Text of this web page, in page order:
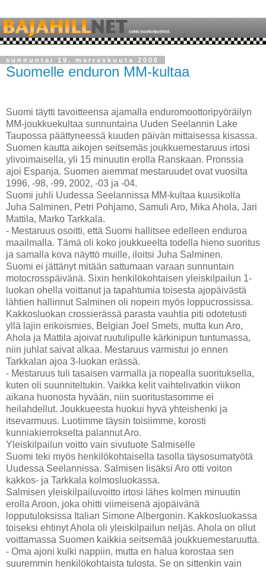
sunnuntai 19. marraskuuta 2006
Suomelle enduron MM-kultaa
Suomi täytti tavoitteensa ajamalla enduromoottoripyöräilyn
MM-joukkuekultaa sunnuntaina Uuden Seelannin Lake
Taupossa päättyneessä kuuden päivän mittaisessa kisassa.
Suomen kautta aikojen seitsemäs joukkuemestaruus irtosi
ylivoimaisella, yli 15 minuutin erolla Ranskaan. Pronssia
ajoi Espanja. Suomen aiemmat mestaruudet ovat vuosilta
1996, -98, -99, 2002, -03 ja -04.
Suomi juhli Uudessa Seelannissa MM-kultaa kuusikolla
Juha Salminen, Petri Pohjamo, Samuli Aro, Mika Ahola, Jari
Mattila, Marko Tarkkala.
- Mestaruus osoitti, että Suomi hallitsee edelleen enduroa
maailmalla. Tämä oli koko joukkueelta todella hieno suoritus
ja samalla kova näyttö muille, iloitsi Juha Salminen.
Suomi ei jättänyt mitään sattumaan varaan sunnuntain
motocrosspäivänä. Sixin henkilökohtaisen yleiskilpailun 1-
luokan ohella voittanut ja tapahtumia toisesta ajopäivästä
lähtien hallinnut Salminen oli nopein myös loppucrossissa.
Kakkosluokan crossierässä parasta vauhtia piti odotetusti
yllä lajin erikoismies, Belgian Joel Smets, mutta kun Aro,
Ahola ja Mattila ajoivat ruutulipulle kärkinipun tuntumassa,
niin juhlat saivat alkaa. Mestaruus varmistui jo ennen
Tarkkalan ajoa 3-luokan erässä.
- Mestaruus tuli tasaisen varmalla ja nopealla suorituksella,
kuten oli suunniteltukin. Vaikka kelit vaihtelivatkin viikon
aikana huonosta hyvään, niin suoritustasomme ei
heilahdellut. Joukkueesta huokui hyvä yhteishenki ja
itsevarmuus. Luotimme täysin toisiimme, korosti
kunniakierrokselta palannut Aro.
Yleiskilpailun voitto vain sivutuote Salmiselle
Suomi teki myös henkilökohtaisella tasolla täysosumatyötä
Uudessa Seelannissa. Salmisen lisäksi Aro otti voiton
kakkos- ja Tarkkala kolmosluokassa.
Salmisen yleiskilpailuvoitto irtosi lähes kolmen minuutin
erolla Aroon, joka ohitti viimeisenä ajopäivänä
lopputuloksissa Italian Simone Albergonin. Kakkosluokassa
toiseksi ehtinyt Ahola oli yleiskilpailun neljäs. Ahola on ollut
voittamassa Suomen kaikkia seitsemää joukkuemestaruutta.
- Oma ajoni kulki nappiin, mutta en halua korostaa sen
suuremmin henkilökohtaista tulosta. Se on sittenkin vain